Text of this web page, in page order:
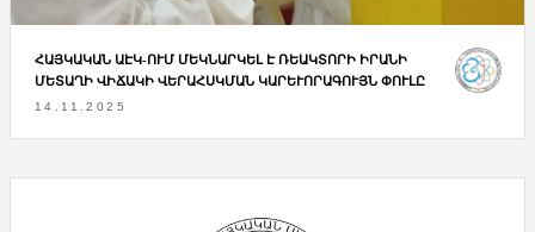
ՀԱՅԿԱԿԱՆ ԱԷԿ-ՈՒՄ ՄԵԿՆԱՐԿԵԼ Է ՌԵԱԿՏՈՐԻ ԻՐԱՆԻ
ՄԵՏԱՂԻ ՎԻՃԱԿԻ ՎԵՐԱՀՍԿՄԱՆ ԿԱՐԵՒՈՐԱԳՈՒՅՆ ՓՈՒԼԸ
14.11.2025